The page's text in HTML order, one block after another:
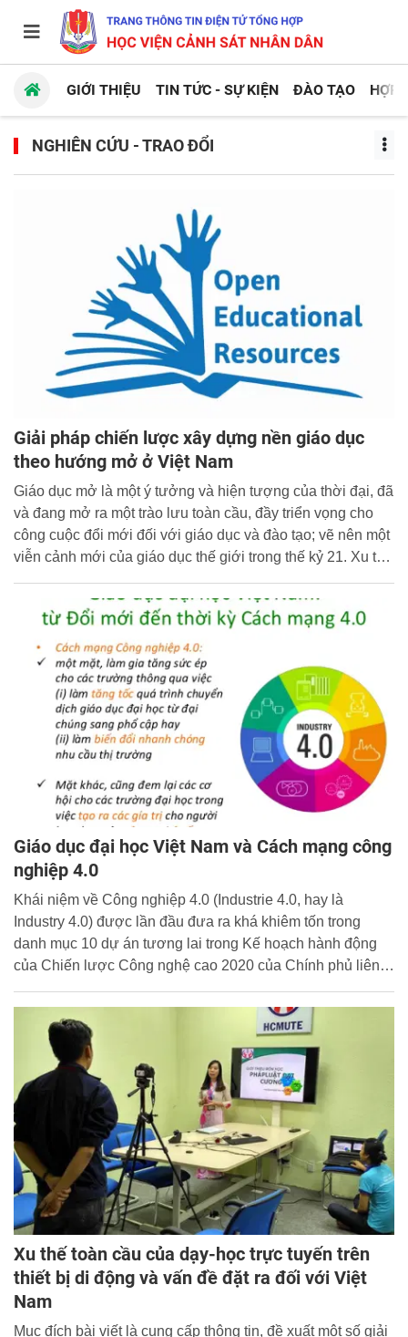
GIỚI THIỆU TIN TỨC - SỰ KIỆN ĐÀO TẠO HỢP
NGHIÊN CỨU - TRAO ĐỔI
Giải pháp chiến lược xây dựng nền giáo dục
theo hướng mở ở Việt Nam
Giáo dục mở là một ý tưởng và hiện tượng của thời đại, đã
và đang mở ra một trào lưu toàn cầu, đầy triển vọng cho
công cuộc đổi mới đối với giáo dục và đào tạo; vẽ nên một
viễn cảnh mới của giáo dục thế giới trong thế kỷ 21. Xu thế
nói chung và Việt Nam nói riêng phải tiếp cận giáo dục
theo cách của giáo dục mở nếu muốn xây dựng nền kinh
tế tri thức, muốn sử dụng được thành quả của cuộc Cách
mạng công nghiệp lần thứ tư đang đặt ra những thách
thức cho nền giáo dục Việt Nam.
Giáo dục đại học Việt Nam và Cách mạng công
nghiệp 4.0
Khái niệm về Công nghiệp 4.0 (Industrie 4.0, hay là
Industry 4.0) được lần đầu đưa ra khá khiêm tốn trong
danh mục 10 dự án tương lai trong Kế hoạch hành động
của Chiến lược Công nghệ cao 2020 của Chính phủ liên
2013). Cuộc cách mạng này có tác động mạnh mẽ đến đến
tất cả các lĩnh vực trong xã hội, trong đó có giáo dục (WEF,
2016a). Bài báo này có mục đích phân tích toàn diện
những đổi mới cần thiết mà giáo dục cần tiến hành trong
bối cảnh mới này. Bài báo đề cập đến bản chất của giáo
dục trong bối cảnh Cách mạng 4.0 như là sự đáp ứng ở
mức độ cao của cá nhân hóa học tập. Đặc biệt, các phân
tích được tập trung vào các đặc trưng được cho là đóng
vai trò chủ đạo cho Giáo dục 4.0, đó là xây dựng chương
trình theo tiếp cận xuyên ngành (transdisciplinary
curriculum), tiếp cận vai trò nhà trường như một hệ sinh
thái học tập(learning ecosystem) và tăng cường mức độ
trải nghiệm trực tiếp thông qua công nghệ thực tế ảo
(virtual reality). Cuối cùng, bài báo đưa ra một số khuyến
Xu thế toàn cầu của dạy-học trực tuyến trên
thiết bị di động và vấn đề đặt ra đối với Việt
Nam ​
Mục đích bài viết là cung cấp thông tin, đề xuất một số giải